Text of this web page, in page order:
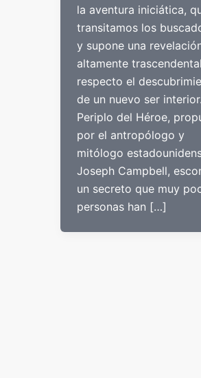
la aventura iniciática,
transitamos los
y supone una
altamente trascendental
respecto el
de un nuevo ser
Periplo del Héroe,
por el antropólogo y
mitólogo
Joseph Campbell,
un secreto que muy
personas han […]